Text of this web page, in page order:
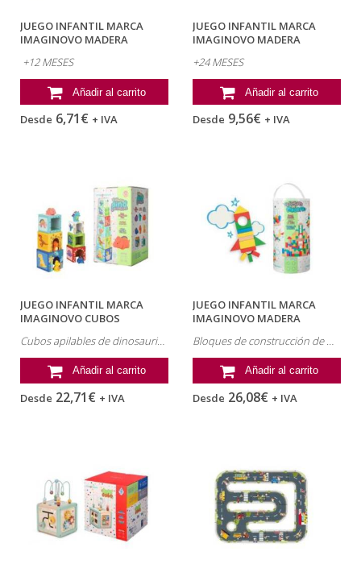
JUEGO INFANTIL MARCA
IMAGINOVO MADERA
+12 MESES
Añadir al carrito
Desde 6,71€ + IVA
JUEGO INFANTIL MARCA
IMAGINOVO MADERA
+24 MESES
Añadir al carrito
Desde 9,56€ + IVA
JUEGO INFANTIL MARCA
IMAGINOVO CUBOS
Cubos apilables de dinosaurios Imaginovo – 12 piezas + 12 meses
Añadir al carrito
Desde 22,71€ + IVA
JUEGO INFANTIL MARCA
IMAGINOVO MADERA
Bloques de construcción de madera Imaginovo – 100 piezas + 12 meses
Añadir al carrito
Desde 26,08€ + IVA